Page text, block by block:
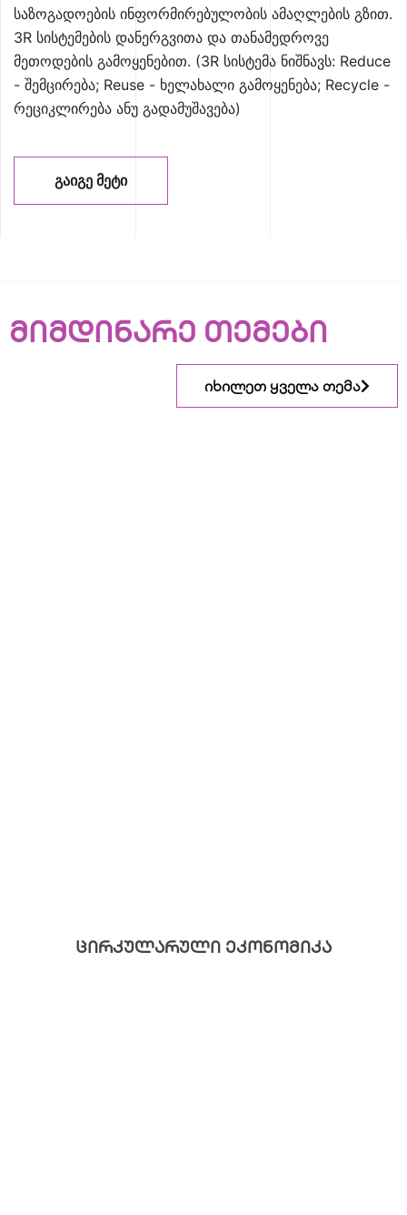
საზოგადოების ინფორმირებულობის ამაღლების გზით.
3R სისტემების დანერგვითა და თანამედროვე
მეთოდების გამოყენებით. (3R სისტემა ნიშნავს: Reduce
- შემცირება; Reuse - ხელახალი გამოყენება; Recycle -
რეციკლირება ანუ გადამუშავება)
ᲒᲐᲘᲒᲔ ᲛᲔᲢᲘ
მიმდინარე თემები
იხილეთ ყველა თემა
ცირკულარული ეკონომიკა